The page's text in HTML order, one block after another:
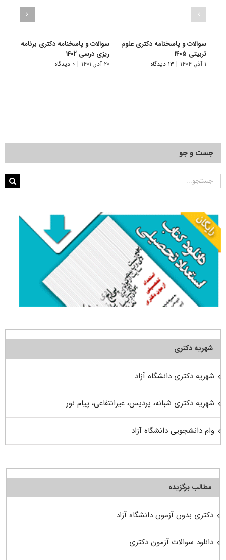
سوالات و پاسخنامه دکتری علوم
تربیتی ۱۴۰۵
۱ آذر, ۱۴۰۴ | ۱۳ دیدگاه
سوالات و پاسخنامه دکتری برنامه
ریزی درسی ۱۴۰۲
۲۰ آذر, ۱۴۰۱ | ۰ دیدگاه
جست و جو
جستجو
شهریه دکتری
شهریه دکتری دانشگاه آزاد
شهریه دکتری شبانه، پردیس، غیرانتفاعی، پیام نور
وام دانشجویی دانشگاه آزاد
مطالب برگزیده
دکتری بدون آزمون دانشگاه آزاد
دانلود سوالات آزمون دکتری